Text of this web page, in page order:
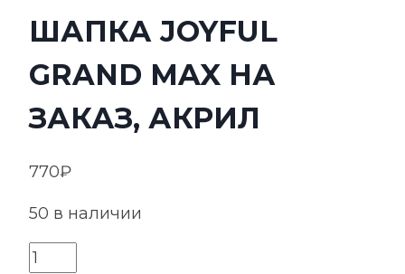
ШАПКА JOYFUL
GRAND MAX НА
ЗАКАЗ, АКРИЛ
770₽
50 в наличии
Количество